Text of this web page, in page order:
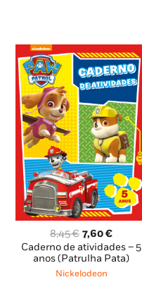
8,45€ O
preço
original
era:
7,60€O
preço
atual
Caderno de atividades – 5
anos (Patrulha Pata)
Nickelodeon